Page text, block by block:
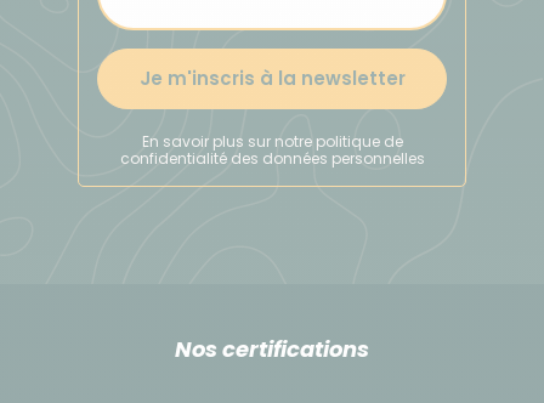
Je m'inscris à la newsletter
En savoir plus sur notre politique de
confidentialité des données personnelles
Nos certifications